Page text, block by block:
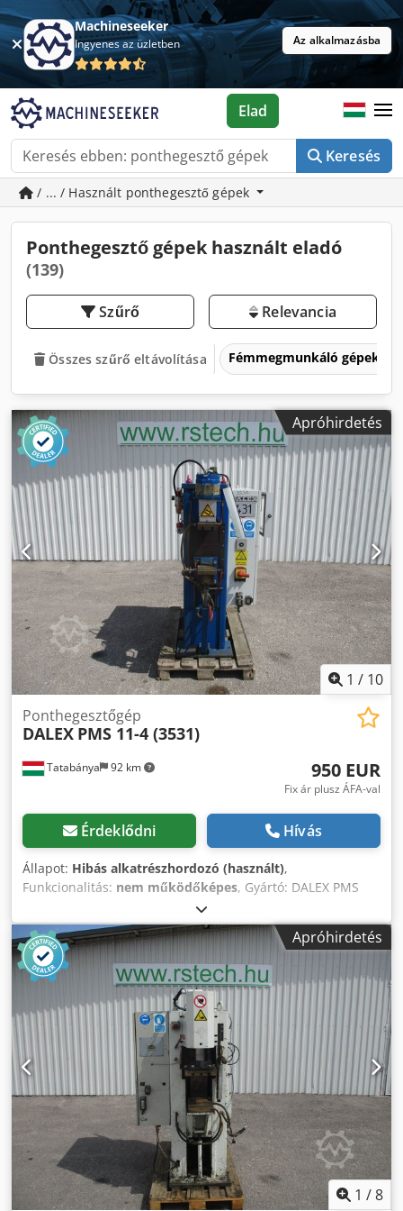
Machineseeker
Ingyenes az üzletben Az alkalmazásba
Keresés
Elad
/ ... / Használt ponthegesztő gépek
Ponthegesztő gépek használt eladó
(139)
Szűrő Relevancia
Összes szűrő eltávolítása Fémmegmunkáló gépek és
Apróhirdetés
1 / 10
Tatabánya 92 km
Ponthegesztőgép
DALEX PMS 11-4 (3531)
950 EUR
Fix ár plusz ÁFA-val
Érdeklődni Hívás
Állapot: Hibás alkatrész­hordozó (használt),
Funkcionalitás: nem működőképes, Gyártó: DALEX PMS
11-4 Karhossz: 350 mm Teljesítmény: 100 kVA Codpfx Aijzp
Iazeteha A gép jelenleg nem üzemel, állapota ismeretlen.
Apróhirdetés
1 /8